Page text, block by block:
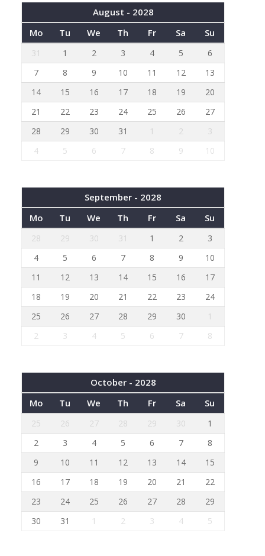
August - 2028
Mo
Tu We Th Fr Sa Su
31 1 2 3 4 5
6
7
8 9 10 11 12
13
14
15 16 17 18 19
20
21
22 23 24 25 26
27
28
29 30 31 1 2
3
4
5 6 7 8 9 10
September - 2028
Mo
Tu We Th Fr Sa Su
28 29 30 31 1 2
3
4
5 6 7 8 9
10
11
12 13 14 15 16
17
18
19 20 21 22 23
24
25
26 27 28 29 30
1
2
3 4 5 6 7 8
October - 2028
Mo
Tu We Th Fr Sa Su
25 26 27 28 29 30
1
2
3 4 5 6 7
8
9
10 11 12 13 14
15
16
17 18 19 20 21
22
23
24 25 26 27 28
29
30
31 1 2 3 4 5